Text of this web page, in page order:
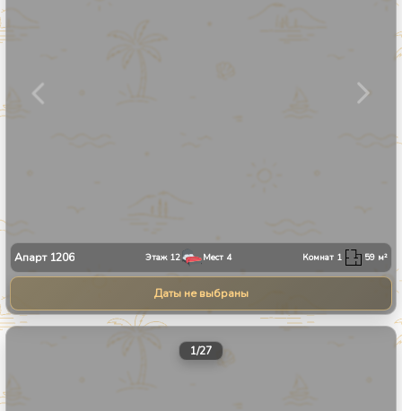
Апарт 1206 Этаж 12 Мест 4 Комнат 1 59 м²
Даты не выбраны
1/27